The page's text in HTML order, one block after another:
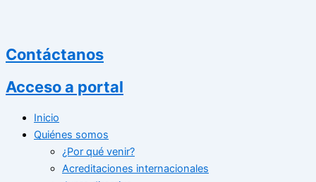
Contáctanos
Acceso a portal
Inicio
Quiénes somos
¿Por qué venir?
Acreditaciones internacionales